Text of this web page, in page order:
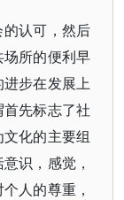
认可，然后
所的便利早
步在发展上
先标志了社
化的主要组
识，感觉，
人的尊重，